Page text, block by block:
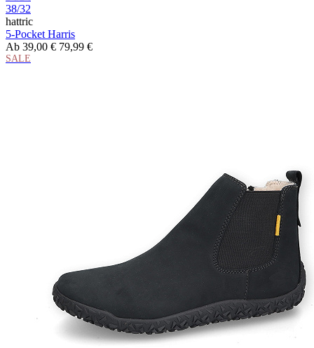
38/32
hattric
5-Pocket Harris
Ab 39,00 € 79,99 €
SALE